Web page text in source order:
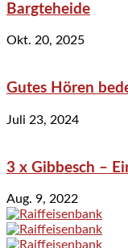
Bargteheide
Okt. 20, 2025
Gutes Hören
Juli 23, 2024
3 x Gibbesch –
Aug. 9, 2022